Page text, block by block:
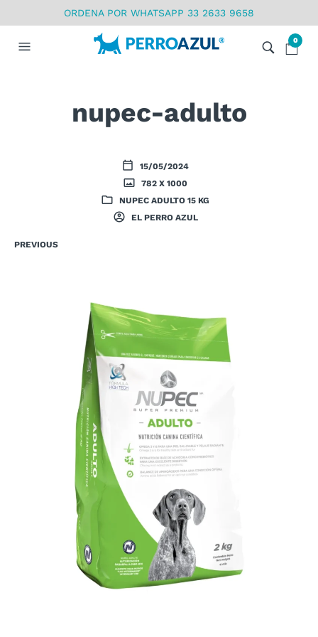
ORDENA POR WHATSAPP 33 2633 9658
0
nupec-adulto
15/05/2024
782 X 1000
NUPEC ADULTO 15 KG
EL PERRO AZUL
PREVIOUS